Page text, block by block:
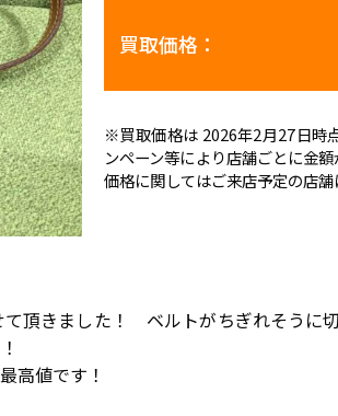
買取価格：
※買取価格は 2026年2月27日時
ンペーン等により店舗ごとに金
価格に関してはご来店予定の店
頂きました！ ベルトがちぎれそうに
高値です！